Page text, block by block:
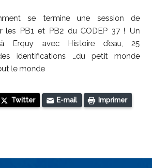
se termine une session de
les PB1 et PB2 du CODEP 37 ! Un
Erquy avec Histoire d’eau, 25
identifications …du petit monde
le monde
Twitter E-mail Imprimer